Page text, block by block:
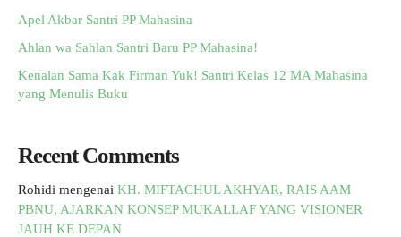
Apel Akbar Santri PP Mahasina
Ahlan wa Sahlan Santri Baru PP Mahasina!
Kenalan Sama Kak Firman Yuk! Santri Kelas 12 MA Mahasina
yang Menulis Buku
Recent Comments
Rohidi mengenai KH. MIFTACHUL AKHYAR, RAIS AAM
PBNU, AJARKAN KONSEP MUKALLAF YANG VISIONER
JAUH KE DEPAN